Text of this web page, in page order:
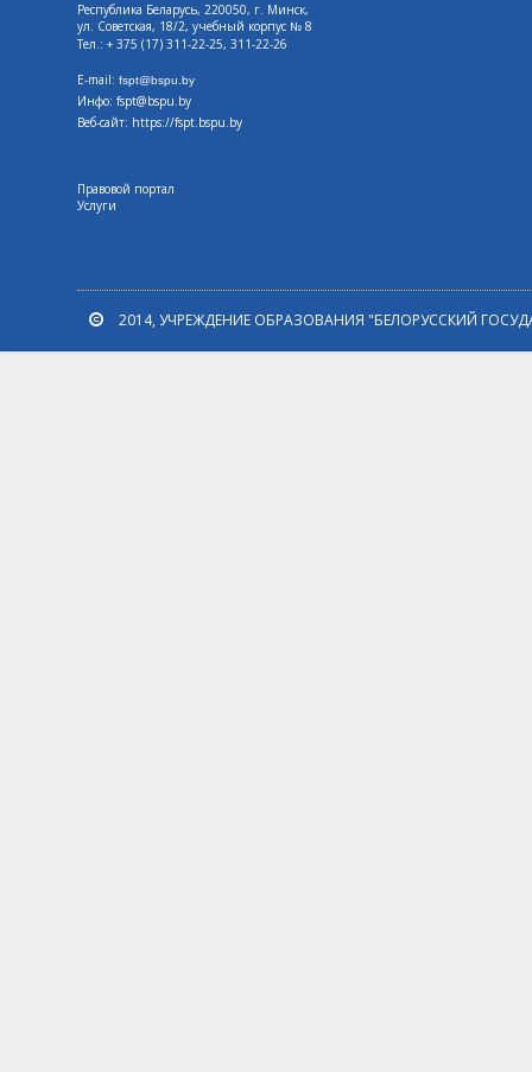
Республика Беларусь, 220050, г. Минск,
ул. Советская, 18/2, учебный корпус № 8
Тел.: + 375 (17) 311-22-25, 311-22-26
E-mail: fspt@bspu.by
Инфо: fspt@bspu.by
Веб-сайт: https://fspt.bspu.by
Правовой портал
Услуги
2014, УЧРЕЖДЕНИЕ ОБРАЗОВАНИЯ "БЕЛОРУССКИЙ